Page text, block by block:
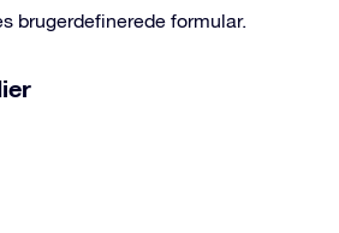
brugerdefinerede formular.